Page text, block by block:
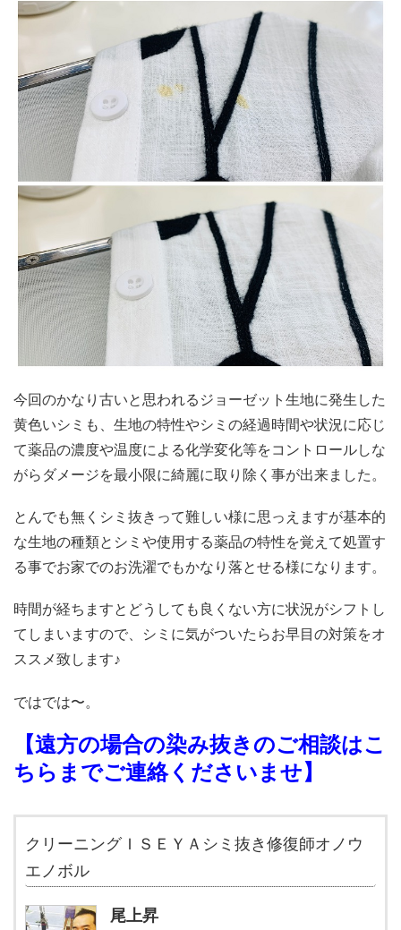
今回のかなり古いと思われるジョーゼット生地に発生した
黄色いシミも、生地の特性やシミの経過時間や状況に応じ
て薬品の濃度や温度による化学変化等をコントロールしな
がらダメージを最小限に綺麗に取り除く事が出来ました。
とんでも無くシミ抜きって難しい様に思っえますが基本的
な生地の種類とシミや使用する薬品の特性を覚えて処置す
る事でお家でのお洗濯でもかなり落とせる様になります。
時間が経ちますとどうしても良くない方に状況がシフトし
てしまいますので、シミに気がついたらお早目の対策をオ
ススメ致します♪
ではでは〜。
【遠方の場合の染み抜きのご相談はこ
ちらまでご連絡くださいませ】
クリーニングＩＳＥＹＡシミ抜き修復師オノウ
エノボル
尾上昇